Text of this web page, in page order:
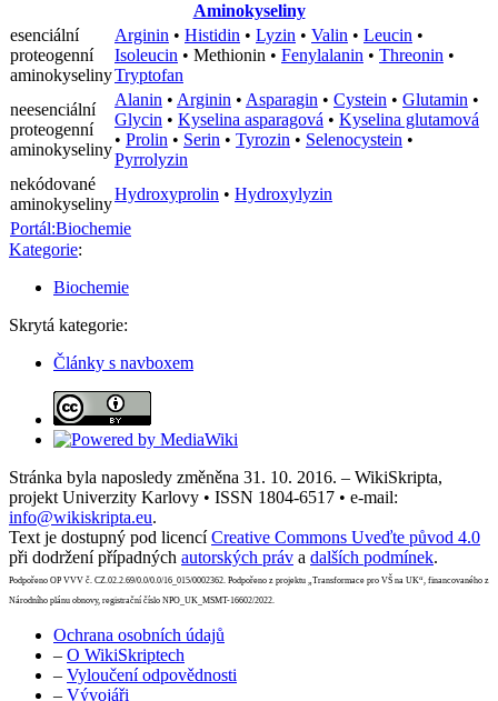
Aminokyseliny
esenciální
proteogenní
aminokyseliny
Arginin • Histidin • Lyzin • Valin • Leucin •
Isoleucin • Methionin • Fenylalanin • Threonin •
Tryptofan
neesenciální
proteogenní
aminokyseliny
Alanin • Arginin • Asparagin • Cystein • Glutamin •
Glycin • Kyselina asparagová • Kyselina glutamová
• Prolin • Serin • Tyrozin • Selenocystein •
Pyrrolyzin
nekódované
aminokyseliny
Hydroxyprolin • Hydroxylyzin
Portál:Biochemie
Kategorie:
Biochemie
Skrytá kategorie:
Články s navboxem
Stránka byla naposledy změněna 31. 10. 2016. – WikiSkripta,
projekt Univerzity Karlovy • ISSN 1804-6517 • e-mail:
info@wikiskripta.eu.
Text je dostupný pod licencíCreative Commons Uveďte původ 4.0
při dodržení případných autorských práv a dalších podmínek.
Podpořeno OP VVV č. CZ.02.2.69/0.0/0.0/16_015/0002362. Podpořeno z projektu „Transformace pro VŠ na UK“, financovaného z
Národního plánu obnovy, registrační číslo NPO_UK_MSMT-16602/2022.
Ochrana osobních údajů
– O WikiSkriptech
– Vyloučení odpovědnosti
– Vývojáři